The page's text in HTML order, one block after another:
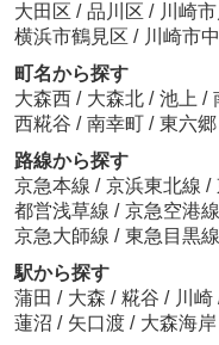
大田区 / 品川区 / 川崎
横浜市鶴見区 / 川崎市
町名から探す
大森西 / 大森北 / 池上 /
西糀谷 / 南幸町 / 東六郷
路線から探す
京急本線 / 京浜東北線 /
都営浅草線 / 京急空港線
京急大師線 / 東急目黒線
駅から探す
蒲田 / 大森 / 糀谷 / 川崎
蓮沼 / 矢口渡 / 大森海岸